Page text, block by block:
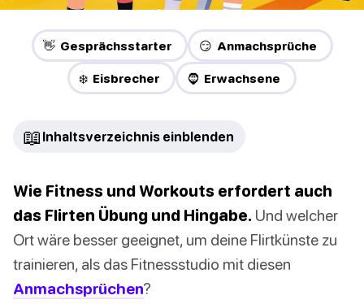
👋 Gesprächsstarter 😏 Anmachsprüche
❄️ Eisbrecher 🧔 Erwachsene
📖 Inhaltsverzeichnis einblenden
Wie Fitness und Workouts erfordert auch
das Flirten Übung und Hingabe. Und welcher
Ort wäre besser geeignet, um deine Flirtkünste zu
trainieren, als das Fitnessstudio mit diesen
Anmachsprüchen?